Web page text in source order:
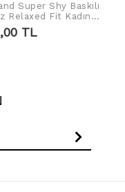
SEPETE EKLE
Super Shy Baskılı
Relaxed Fit Kadın
TL